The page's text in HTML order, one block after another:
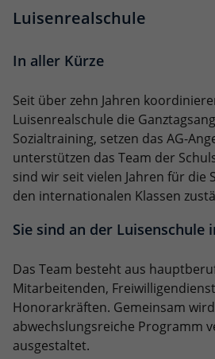
Luisenrealschule
In aller Kürze
Seit über zehn Jahren
Luisenrealschule die
Sozialtraining, setzen das AG-
unterstützen das Team der
sind wir seit vielen Jahren für die
den internationalen Klassen
Sie sind an der Luisenschule
Das Team besteht aus
Mitarbeitenden,
Honorarkräften. Gemeinsam
abwechslungsreiche Programm
ausgestaltet.
zu erhalten.